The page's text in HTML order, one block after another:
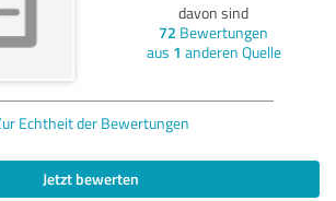
davon sind
72 Bewertungen
aus 1 anderen Quelle
Echtheit der Bewertungen
Jetzt bewerten